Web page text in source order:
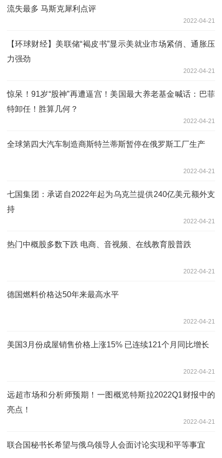
流失最多 马斯克犀利点评
2022-04-21
【环球财经】美联储“褐皮书”显示美就业市场紧俏、通胀压
力强劲
2022-04-21
惊呆！91岁“股神”再遭逼宫！美国最大养老基金喊话：巴菲
特卸任！胜算几何？
2022-04-21
全球第四大汽车制造商斯特兰蒂斯暂停在俄罗斯工厂生产
2022-04-21
七国集团：承诺自2022年起为乌克兰提供240亿美元额外支
持
2022-04-21
热门中概股多数下跌 电商、音视频、在线教育股普跌
2022-04-21
德国燃料价格达50年来最高水平
2022-04-21
美国3月份成屋销售价格上涨15% 已连续121个月同比增长
2022-04-21
远超市场和分析师预期！一图概览特斯拉2022Q1财报中的
亮点！
2022-04-21
联合国秘书长希望与俄乌领导人会面讨论实现和平等事宜